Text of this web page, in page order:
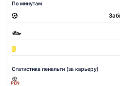
По минутам
Статистика пенальти (за карьеру)
PEN